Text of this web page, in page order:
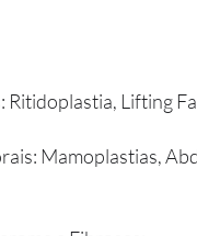
Ritidoplastia, Lifting
Mamoplastias,